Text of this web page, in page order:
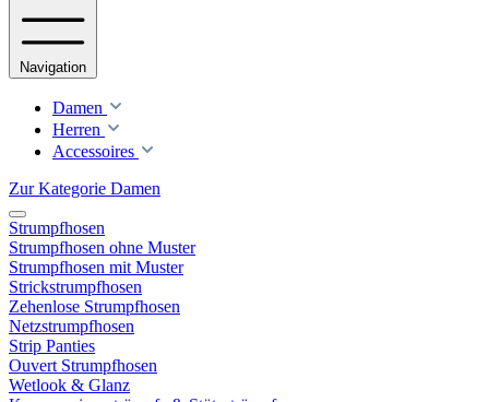
Navigation
Damen
Herren
Accessoires
Zur Kategorie Damen
Strumpfhosen
Strumpfhosen ohne Muster
Strumpfhosen mit Muster
Strickstrumpfhosen
Zehenlose Strumpfhosen
Netzstrumpfhosen
Strip Panties
Ouvert Strumpfhosen
Wetlook & Glanz